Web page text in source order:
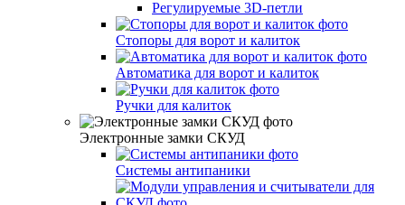
Регулируемые 3D-петли
Стопоры для ворот и калиток
Автоматика для ворот и калиток
Ручки для калиток
Электронные замки СКУД
Системы антипаники